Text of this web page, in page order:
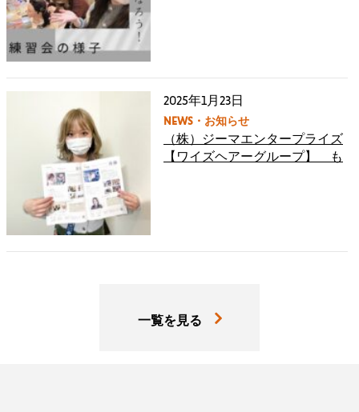
2025年1月23日
NEWS・お知らせ
（株）ジーマエンタープライズ
【ワイズヘアーグループ】 も
一覧を見る